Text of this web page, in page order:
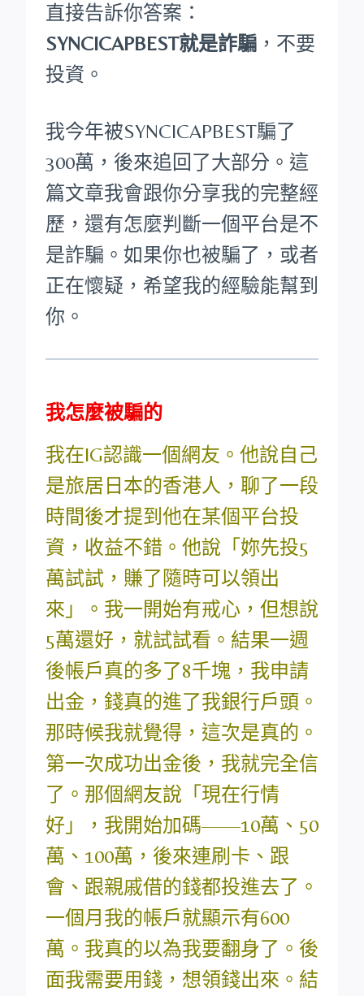
直接告訴你答案：
SYNCICAPBEST就是詐騙 ，不要
投資。
我今年被SYNCICAPBEST騙了
300萬，後來追回了大部分。這
篇文章我會跟你分享我的完整經
歷，還有怎麼判斷一個平台是不
是詐騙。如果你也被騙了，或者
正在懷疑，希望我的經驗能幫到
你。
我怎麼被騙的
我在IG認識一個網友。他說自己
是旅居日本的香港人，聊了一段
時間後才提到他在某個平台投
資，收益不錯。他說「妳先投5
萬試試，賺了隨時可以領出
來」。我一開始有戒心，但想說
5萬還好，就試試看。結果一週
後帳戶真的多了8千塊，我申請
出金，錢真的進了我銀行戶頭。
那時候我就覺得，這次是真的。
第一次成功出金後，我就完全信
了。那個網友說「現在行情
好」，我開始加碼——10萬、50
萬、100萬，後來連刷卡、跟
會、跟親戚借的錢都投進去了。
一個月我的帳戶就顯示有600
萬。我真的以為我要翻身了。後
面我需要用錢，想領錢出來。結